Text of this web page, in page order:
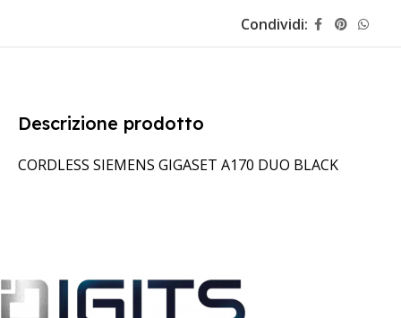
Condividi:
Descrizione prodotto
CORDLESS SIEMENS GIGASET A170 DUO BLACK